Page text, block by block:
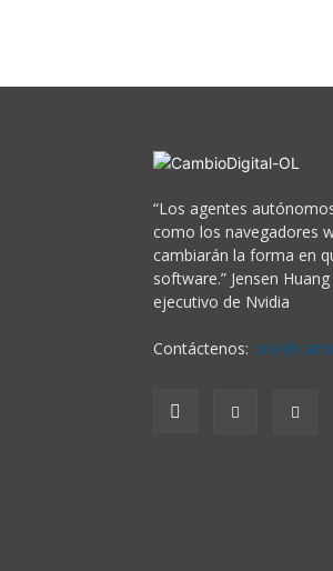
“Los agentes
como los navegadores
cambiarán la forma en
software.” Jensen
ejecutivo de Nvidia
Contáctenos: